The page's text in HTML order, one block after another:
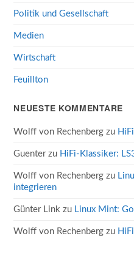
Politik und Gesellschaft
Medien
Wirtschaft
Feuillton
NEUESTE KOMMENTARE
Wolff von Rechenberg zu
Guenterzu HiFi-Klassiker:
Wolff von Rechenberg zu
integrieren
Günter Link zu Linux Mint:
Wolff von Rechenberg zu